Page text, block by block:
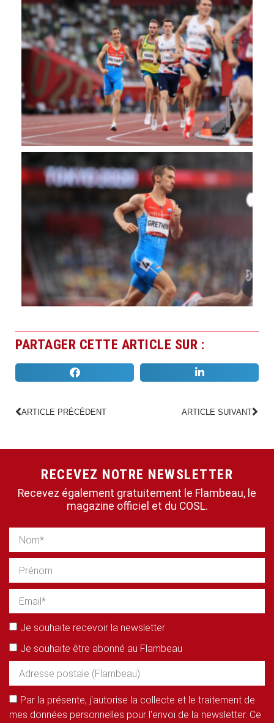
PARTAGER CETTE ARTICLE SUR :
ARTICLE PRÉCÉDENT ARTICLE SUIVANT
RECEVEZ NOTRE NEWSLETTER
Recevez également gratuitement le Flambeau, le
magazine officiel et du COSL.
Je souhaite recevoir la newsletter
Je souhaite être abonné au Flambeau
Par la présente, j'autorise la collecte et le traitement de
mes données personnelles pour l'envoi de la newsletter. Ce